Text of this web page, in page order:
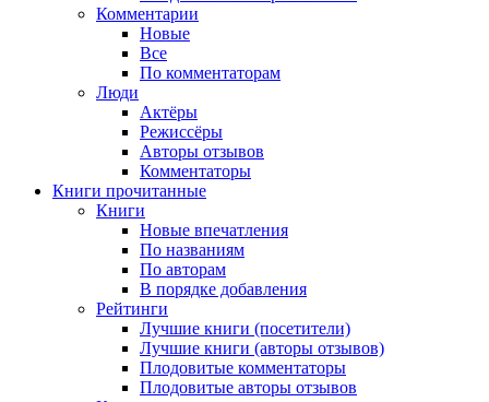
Комментарии
Новые
Все
По комментаторам
Люди
Актёры
Режиссёры
Авторы отзывов
Комментаторы
Книги прочитанные
Книги
Новые впечатления
По названиям
По авторам
В порядке добавления
Рейтинги
Лучшие книги (посетители)
Лучшие книги (авторы отзывов)
Плодовитые комментаторы
Плодовитые авторы отзывов